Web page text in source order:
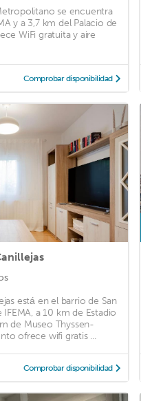
se encuentra
y a 3,7 km del Palacio de
WiFi gratuita y aire
Comprobar disponibilidad
está en el barrio de San
IFEMA, a 10 km de Estadio
de Museo Thyssen-
ofrece wifi gratis ...
Comprobar disponibilidad